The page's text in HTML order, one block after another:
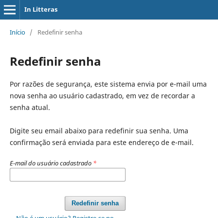
In Litteras
Início / Redefinir senha
Redefinir senha
Por razões de segurança, este sistema envia por e-mail uma
nova senha ao usuário cadastrado, em vez de recordar a
senha atual.
Digite seu email abaixo para redefinir sua senha. Uma
confirmação será enviada para este endereço de e-mail.
E-mail do usuário cadastrado *
Redefinir senha